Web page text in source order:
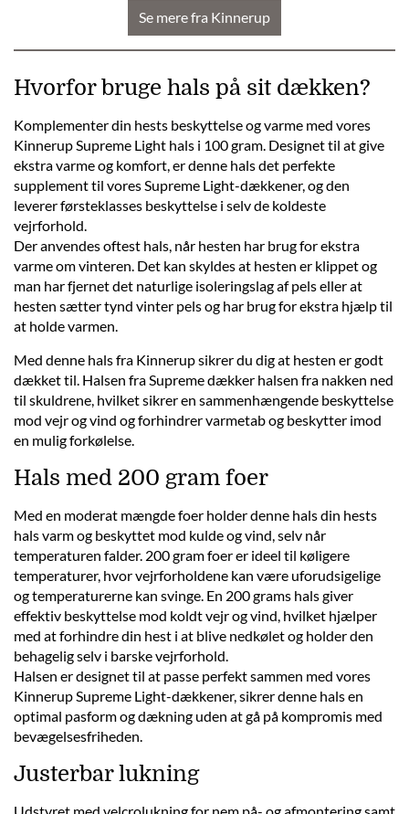
Se mere fra Kinnerup
Hvorfor bruge hals på sit dækken?
Komplementer din hests beskyttelse og varme med vores
Kinnerup Supreme Light hals i 100 gram. Designet til at give
ekstra varme og komfort, er denne hals det perfekte
supplement til vores Supreme Light-dækkener, og den
leverer førsteklasses beskyttelse i selv de koldeste
vejrforhold.
Der anvendes oftest hals, når hesten har brug for ekstra
varme om vinteren. Det kan skyldes at hesten er klippet og
man har fjernet det naturlige isoleringslag af pels eller at
hesten sætter tynd vinter pels og har brug for ekstra hjælp til
at holde varmen.
Med denne hals fra Kinnerup sikrer du dig at hesten er godt
dækket til. Halsen fra Supreme dækker halsen fra nakken ned
til skuldrene, hvilket sikrer en sammenhængende beskyttelse
mod vejr og vind og forhindrer varmetab og beskytter imod
en mulig forkølelse.
Hals med 200 gram foer
Med en moderat mængde foer holder denne hals din hests
hals varm og beskyttet mod kulde og vind, selv når
temperaturen falder. 200 gram foer er ideel til køligere
temperaturer, hvor vejrforholdene kan være uforudsigelige
og temperaturerne kan svinge. En 200 grams hals giver
effektiv beskyttelse mod koldt vejr og vind, hvilket hjælper
med at forhindre din hest i at blive nedkølet og holder den
behagelig selv i barske vejrforhold.
Halsen er designet til at passe perfekt sammen med vores
Kinnerup Supreme Light-dækkener, sikrer denne hals en
optimal pasform og dækning uden at gå på kompromis med
bevægelsesfriheden.
Justerbar lukning